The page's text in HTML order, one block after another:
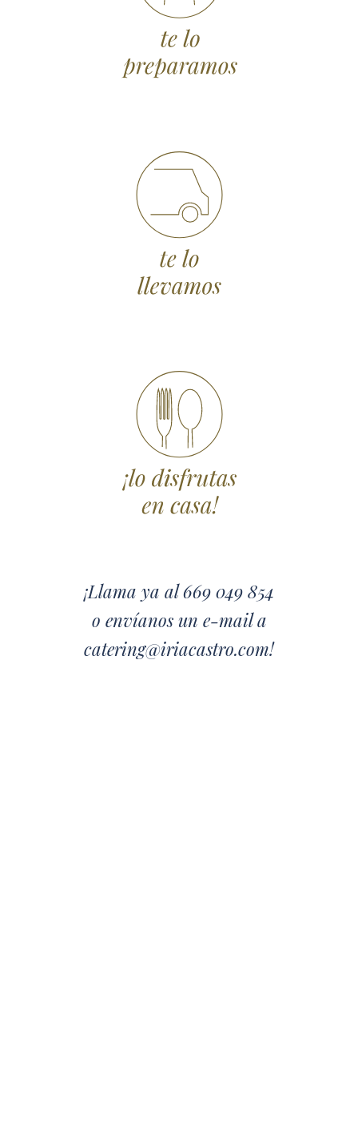
¡Llama ya al669 049 854
o envíanos un e-mail a
catering@iriacastro.com!